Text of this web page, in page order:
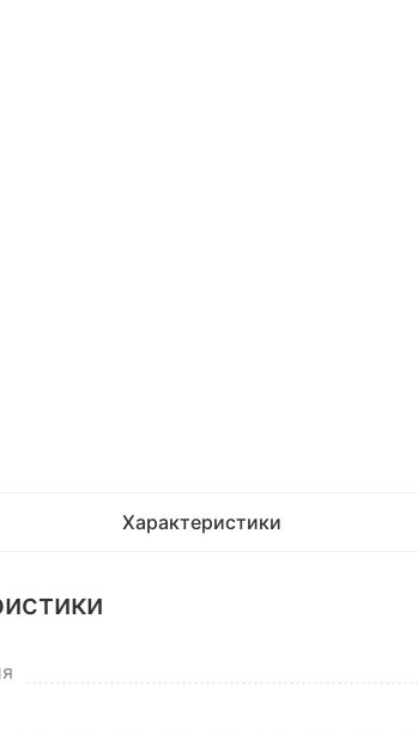
Характеристики